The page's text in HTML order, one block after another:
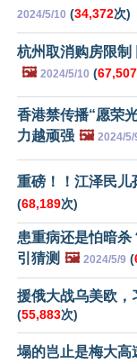
2024/5/10 (34,372次)
杭州取消购房限制
🖼️ 2024/5/10 (67,507
香港禁传播“愿荣
力越顽强 🖼️ 2024/5/
重磅！！江泽民儿
(68,189次)
患重病还是怕暗杀
引猜测 🖼️ 2024/5/9 (
援俄大战乌美欧，
(55,883次)
塌的岂止是梅大高